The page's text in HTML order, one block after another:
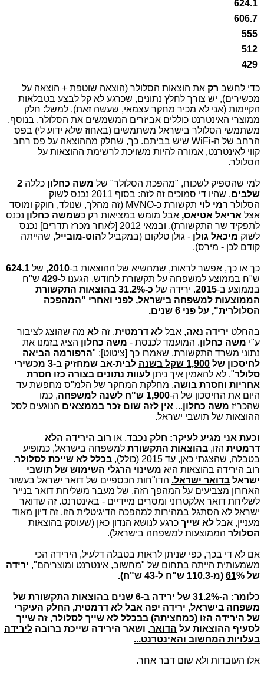
624.1
606.7
555
512
429
כדי לחשב רק את הוצאות הסלולר (הוצאה שוטפת + הוצאה על
מכשירים), יש צורך לחלץ נתונים, שכרגע לא קל לבצע בטבלאות
הקיימות (אני לא מכיר מחקר עצמאי, שעשה זאת). למשל: חלק
ממוצרי האינטרנט כוללים אביזרים המשמשים את הסלולר. בנוסף,
משתמשי הסלולר בישראל משתמשים (באחוז שלא ידוע לי) בפס
הרחב של ה-WiFi שיש בביתם. כך, שחלק מההוצאה על פס רחב
קווי לאינטרנט, אמורה להיות משויכת לרשימת ההוצאות על
הסלולר.
למי שהספיק לשכוח, "מהפכת הסלולר" של משה כחלון כללה 2
שלבים
, שהיו די סמוכים זה לזה: בסוף 2011 נכנס לשוק
הסלולר רמי לוי
תקשורת כ-MVNO (זה מהלך, שנולד, חוקק ומוסד
אצל אריאל אטיאס, אבל מומש במציאות רק כשמשה כחלון נכנס
לתפקיד שר התקשורת), ובמאי 2012 [לאחר מכרז תדרים] נכנס
לשוק מיכאל גולן - גולן טלקום (במקביל להוט-מובייל, שהייתה
קודם לכן - מירס).
כך או כך, אפשר לראות, שמהשיא של ההוצאות ב-2010, של 624.1
ש"ח בממוצע למשפחה על תקשורת לחודש, הגענו ל-429 ש"ח
בממוצע ב-2015. ירידה של
כ-31.2% בהוצאות התקשורת
הממוצעות למשפחה בישראל, לפני ואחרי "המהפכה
הסלולרית", על פני 6 שנים.
בהחלט ירידה נאה, אבל לא דרמטית. זה לא מה שהוצג לציבור
ע"י משה כחלון. המועמד לכנסת - משה כחלון הציג בזמנו את
נתוני משרד התקשורת, שאמרו כך [ציטוט]: "הרפורמה הביאה
לחיסכון של 1,900 שקל בשנה
לבית-אב שמחזיק ב-3 מכשירי
סלולר". לא להאמין איך ניתן לעוות נתונים בצורה כזו חסרת
אחריות וחסרת בושה. מחלקת המחקר של הלמ"ס מחפשת עד
היום את החיסכון של ה-1,900 ש"ח לשנה למשפחה
, כמו
שהכריז משה כחלון... אין לזה שום זכר בממצאים הנוגעים לסל
ההוצאות של תושבי ישראל.
וכעת אני מגיע לעיקר: חלק נכבד, או רוב הירידה הלא
דרמטית הזו, בהוצאות התקשורת למשפחה בישראל, כמופיע
בטבלה, שהצגתי כאן, עד 2015 (כולל),
בכלל לא שייכת לסלולר.
רוב הירידה בהוצאות היא משינוי הרגלי השימוש של תושבי
ישראל בדואר ישראל. הדו"חות הכספיים של דואר ישראל בעשור
האחרון מצביעים על המהפך הזה, של מעבר משליחת דואר בנייר
לשליחת דואר אלקטרוני ומסרים מיידיים - באינטרנט. זה שדואר
ישראל לא הסתגל במהירות למהפכה הדיגיטלית הזו, זה דיון מאוד
מעניין, אבל לא שייך כרגע לנושא הנדון כאן (שעוסק בהוצאות
הסלולר הממוצעות למשפחה בישראל).
אם לא די בכך, כפי שניתן לראות בטבלה דלעיל, הירידה הכי
משמעותית הייתה בתחום של "מחשוב, אינטרנט ומוצריהם", ירידה
של
61% (מ-110.3 ש"ח ל-43 ש"ח).
כלומר: ה-31.2% של ירידה ב-6 שנים
בהוצאות התקשורת של
משפחה בישראל, ירידה יפה אבל לא דרמטית, החלק העיקרי
של הירידה הזו (כמחציתה) בבכלל לא שייך לסלולר, זה שייך
לסעיף ההוצאות על הדואר, ושאר הירידה שייכת ברובה לירידה
בעלויות המחשוב והאינטרנט...
אלו העובדות ולא שום דבר אחר.